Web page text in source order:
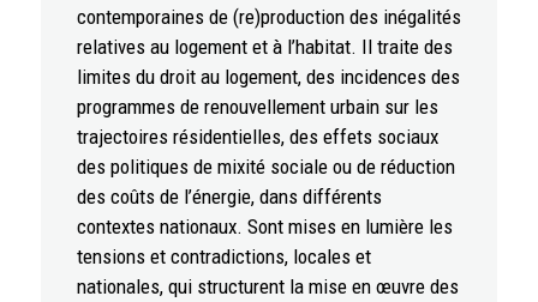
contemporaines de (re)production des inégalités
relatives au logement et à l’habitat. Il traite des
limites du droit au logement, des incidences des
programmes de renouvellement urbain sur les
trajectoires résidentielles, des effets sociaux
des politiques de mixité sociale ou de réduction
des coûts de l’énergie, dans différents
contextes nationaux. Sont mises en lumière les
tensions et contradictions, locales et
nationales, qui structurent la mise en œuvre des